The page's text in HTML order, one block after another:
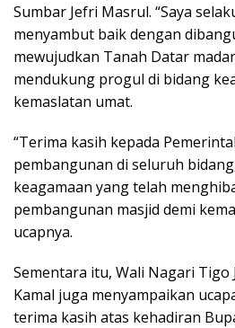
Sumbar Jefri Masrul. “Saya
menyambut baik dengan
mewujudkan Tanah Datar
mendukung progul di bidang
kemaslatan umat.
“Terima kasih kepada
pembangunan di seluruh
keagamaan yang telah
pembangunan masjid demi
ucapnya.
Sementara itu, Wali Nagari Tigo
Kamal juga menyampaikan
terima kasih atas kehadiran